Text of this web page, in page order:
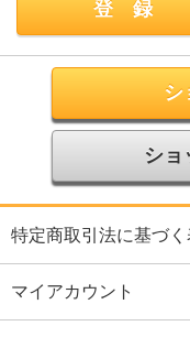
シ
ショ
特定商取引法に基づく
マイアカウント